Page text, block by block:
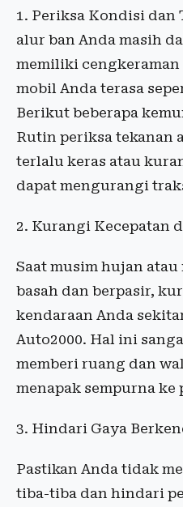
1. Periksa Kondisi dan
alur ban Anda masih
memiliki cengkeraman
mobil Anda terasa
Berikut beberapa
Rutin periksa tekanan
terlalu keras atau
dapat mengurangi
2. Kurangi Kecepatan
Saat musim hujan
basah dan berpasir,
kendaraan Anda
Auto2000. Hal ini
memberi ruang dan
menapak sempurna ke
3. Hindari Gaya
Pastikan Anda tidak
tiba-tiba dan hindari